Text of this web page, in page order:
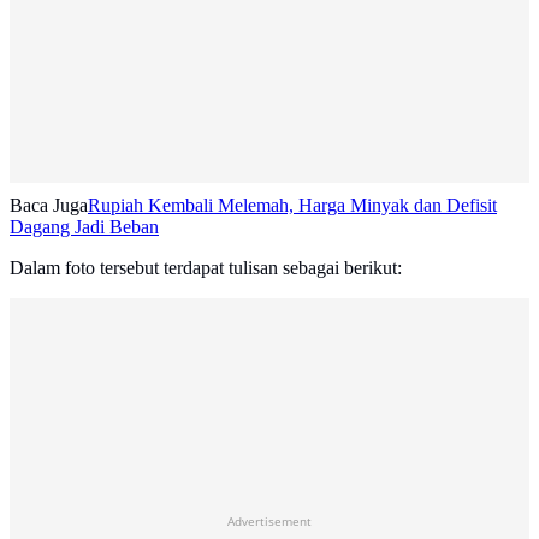
Baca JugaRupiah Kembali Melemah, Harga Minyak dan Defisit
Dagang Jadi Beban
Dalam foto tersebut terdapat tulisan sebagai berikut:
Advertisement